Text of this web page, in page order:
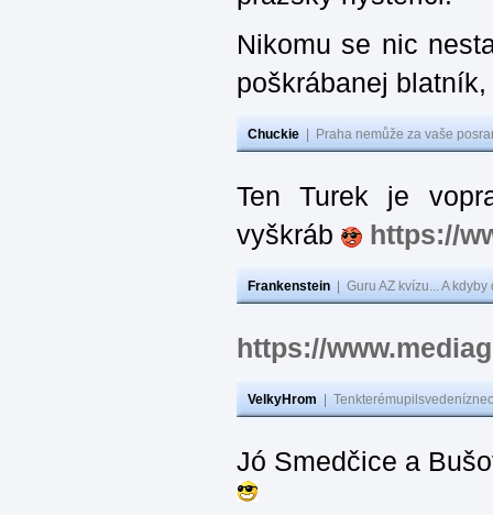
Nikomu se nic
poškrábanej
Chuckie Praha nemůže za vaše
Ten Turek je
vyškráb
https://
Frankenstein Guru AZ kvízu... A
https://
VelkyHrom
Jó Smedčice a